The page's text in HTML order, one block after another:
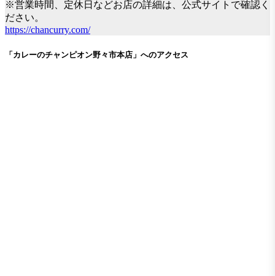
※営業時間、定休日などお店の詳細は、公式サイトで確認く
ださい。
https://chancurry.com/
「カレーのチャンピオン野々市本店」へのアクセス